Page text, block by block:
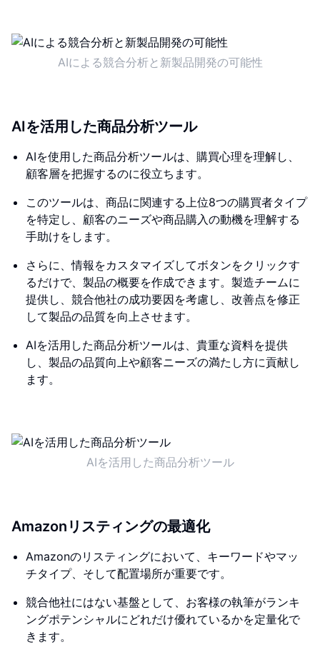
AIによる競合分析と新製品開発の可能性
AIを活用した商品分析ツール
AIを使用した商品分析ツールは、購買心理を理解し、
顧客層を把握するのに役立ちます。
このツールは、商品に関連する上位8つの購買者タイプ
を特定し、顧客のニーズや商品購入の動機を理解する
手助けをします。
さらに、情報をカスタマイズしてボタンをクリックす
るだけで、製品の概要を作成できます。製造チームに
提供し、競合他社の成功要因を考慮し、改善点を修正
して製品の品質を向上させます。
AIを活用した商品分析ツールは、貴重な資料を提供
し、製品の品質向上や顧客ニーズの満たし方に貢献し
ます。
AIを活用した商品分析ツール
Amazonリスティングの最適化
Amazonのリスティングにおいて、キーワードやマッ
チタイプ、そして配置場所が重要です。
競合他社にはない基盤として、お客様の執筆がランキ
ングポテンシャルにどれだけ優れているかを定量化で
きます。